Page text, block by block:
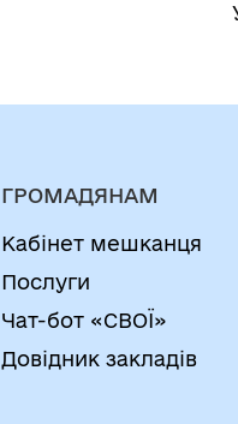
ГРОМАДЯНАМ
Кабінет мешканця
Послуги
Чат-бот «СВОЇ»
Довідник закладів